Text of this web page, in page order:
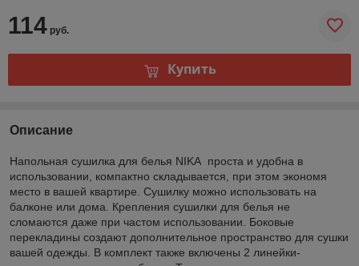
114 руб.
Купить
Описание
Напольная сушилка для белья NIKA проста и удобна в
использовании, компактно складывается, при этом экономя
место в вашей квартире. Сушилку можно использовать на
балконе или дома. Крепления сушилки для белья не
сломаются даже при частом использовании. Боковые
перекладины создают дополнительное пространство для сушки
вашей одежды. В комплект также включены 2 линейки-